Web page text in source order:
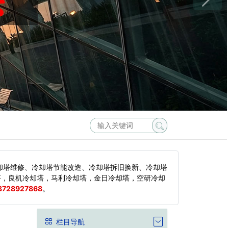
维修、冷却塔节能改造、冷却塔拆旧换新、冷却塔
良机冷却塔，马利冷却塔，金日冷却塔，空研冷却
。
栏目导航